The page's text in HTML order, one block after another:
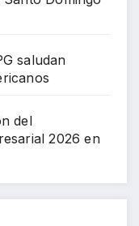
saludan
del
2026 en